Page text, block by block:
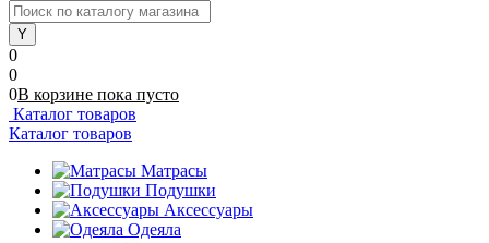
0
0
0В корзине пока пусто
Каталог товаров
Каталог товаров
Матрасы
Подушки
Аксессуары
Одеяла